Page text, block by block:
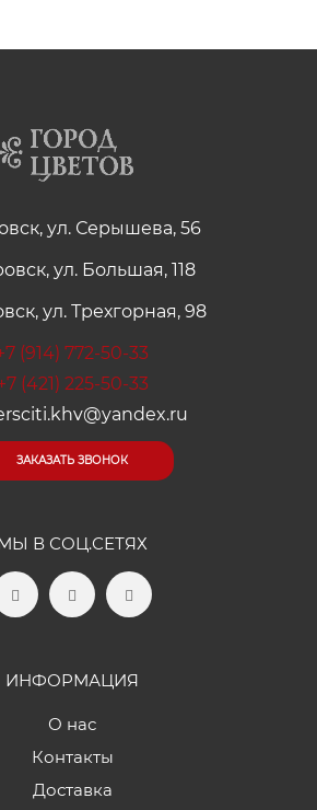
ул. Серышева, 56
ул. Большая, 118
ул. Трехгорная, 98
(914) 772-50-33
(421) 225-50-33
ЗАКАЗАТЬ ЗВОНОК
В СОЦ.СЕТЯХ
ИНФОРМАЦИЯ
О нас
Контакты
Доставка